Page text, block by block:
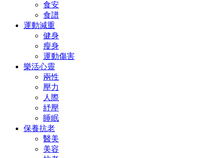
食安
食譜
運動減重
健身
瘦身
運動傷害
樂活心靈
兩性
壓力
人際
紓壓
睡眠
保養抗老
醫美
美容